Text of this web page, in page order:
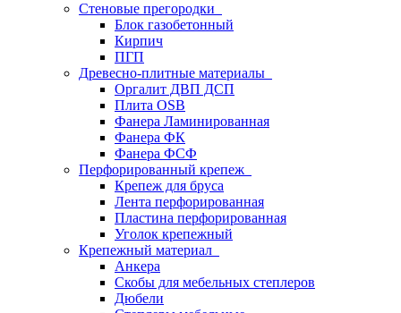
Стеновые прегородки
Блок газобетонный
Кирпич
ПГП
Древесно-плитные материалы
Оргалит ДВП ДСП
Плита OSB
Фанера Ламинированная
Фанера ФК
Фанера ФСФ
Перфорированный крепеж
Крепеж для бруса
Лента перфорированная
Пластина перфорированная
Уголок крепежный
Крепежный материал
Анкера
Скобы для мебельных степлеров
Дюбели